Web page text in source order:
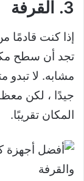
3. القرفة
تجد أن سطح
مشابه. لا تبدو
جيدًا ، لكن
المكان تقريبًا.